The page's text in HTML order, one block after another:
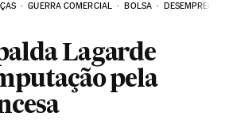
GUERRA COMERCIAL BOLSA DESEMPREGO
Lagarde
pela